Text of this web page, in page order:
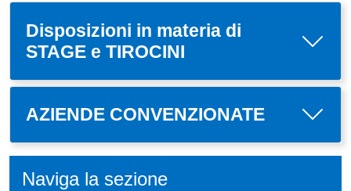
Disposizioni in materia di
STAGE e TIROCINI
AZIENDE CONVENZIONATE
Naviga la sezione